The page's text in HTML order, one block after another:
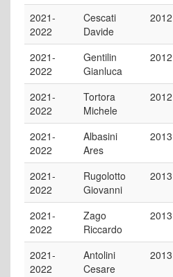
2021-
2022
Cescati
Davide
2012
2021-
2022
Gentilin
Gianluca
2012
2021-
2022
Tortora
Michele
2012
2021-
2022
Albasini
Ares
2013
2021-
2022
Rugolotto
Giovanni
2013
2021-
2022
Zago
Riccardo
2013
2021-
2022
Antolini
Cesare
2013